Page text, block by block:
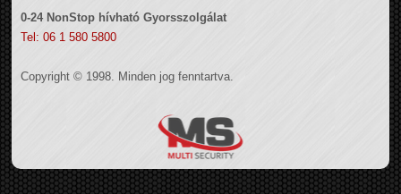
0-24 NonStop hívható Gyorsszolgálat
Tel: 06 1 580 5800
Copyright © 1998. Minden jog fenntartva.